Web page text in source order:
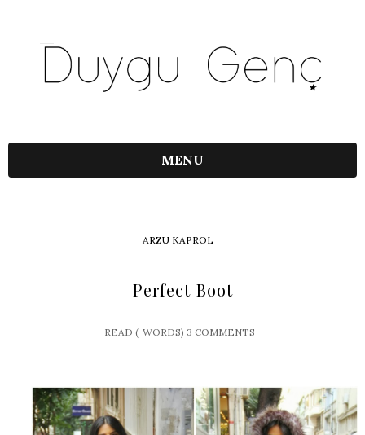
MENU
ARZU KAPROL
Perfect Boot
READ ( WORDS) 3 COMMENTS